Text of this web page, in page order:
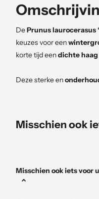
DePrunus laurocerasus
keuzes voor een
korte tijd eendichte haag
Deze sterke en
In het voorjaar, tussen
Misschien ook
Misschien ook iets voor